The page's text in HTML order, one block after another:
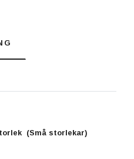
(Små storlekar)